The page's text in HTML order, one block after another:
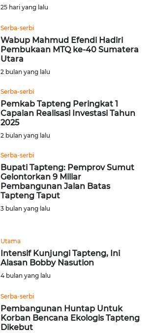
25 hari yang lalu
Serba-serbi
Wabup Mahmud Efendi Hadiri
Pembukaan MTQ ke-40 Sumatera
Utara
2 bulan yang lalu
Serba-serbi
Pemkab Tapteng Peringkat 1
Capaian Realisasi Investasi Tahun
2025
2 bulan yang lalu
Serba-serbi
Bupati Tapteng: Pemprov Sumut
Gelontorkan 9 Miliar
Pembangunan Jalan Batas
Tapteng Taput
3 bulan yang lalu
Utama
Intensif Kunjungi Tapteng, Ini
Alasan Bobby Nasution
4 bulan yang lalu
Serba-serbi
Pembangunan Huntap Untuk
Korban Bencana Ekologis Tapteng
Dikebut